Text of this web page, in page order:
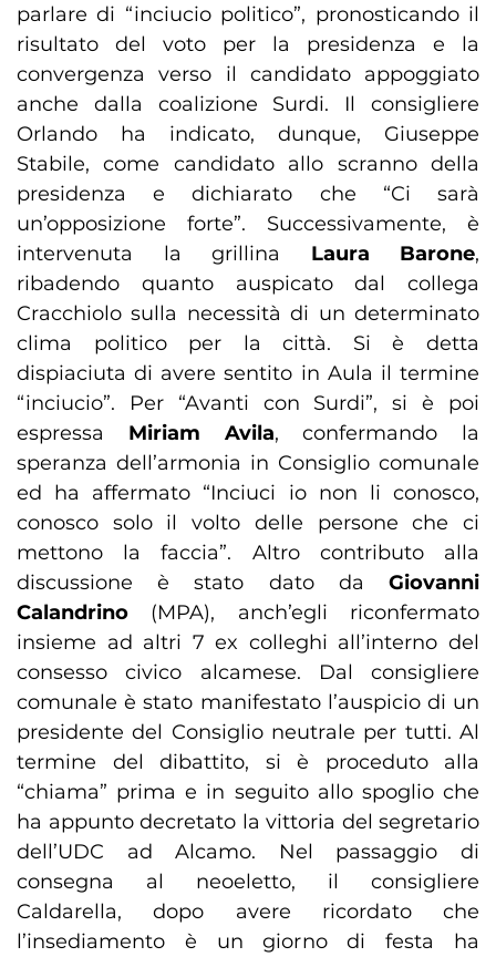
parlare di “inciucio politico”, pronosticando il
risultato del voto per la presidenza e la
convergenza verso il candidato appoggiato
anche dalla coalizione Surdi. Il consigliere
Orlando ha indicato, dunque, Giuseppe
Stabile, come candidato allo scranno della
presidenza e dichiarato che “Ci sarà
un’opposizione forte”. Successivamente, è
intervenuta la grillina Laura Barone,
ribadendo quanto auspicato dal collega
Cracchiolo sulla necessità di un determinato
clima politico per la città. Si è detta
dispiaciuta di avere sentito in Aula il termine
“inciucio”. Per “Avanti con Surdi”, si è poi
espressa Miriam Avila, confermando la
speranza dell’armonia in Consiglio comunale
ed ha affermato “Inciuci io non li conosco,
conosco solo il volto delle persone che ci
mettono la faccia”. Altro contributo alla
discussione è stato dato da Giovanni
Calandrino (MPA), anch’egli riconfermato
insieme ad altri 7 ex colleghi all’interno del
consesso civico alcamese. Dal consigliere
comunale è stato manifestato l’auspicio di un
presidente del Consiglio neutrale per tutti. Al
termine del dibattito, si è proceduto alla
“chiama” prima e in seguito allo spoglio che
ha appunto decretato la vittoria del segretario
dell’UDC ad Alcamo. Nel passaggio di
consegna al neoeletto, il consigliere
Caldarella, dopo avere ricordato che
l’insediamento è un giorno di festa ha